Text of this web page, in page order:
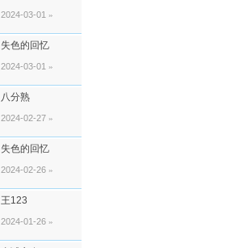
2024-03-01 »
失色的回忆
2024-03-01 »
八分熟
2024-02-27 »
失色的回忆
2024-02-26 »
王123
2024-01-26 »